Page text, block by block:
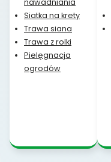
nawadniania
Siatka na krety
Trawa siana
Trawa z rolki
Pielęgnacja
ogrodów